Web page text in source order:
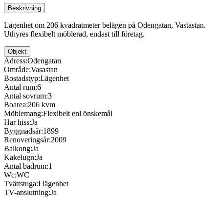
Beskrivning
Lägenhet om 206 kvadratmeter belägen på Odengatan, Vastastan.
Uthyres flexibelt möblerad, endast till företag.
Objekt
Adress:Odengatan
Område:Vasastan
Bostadstyp:Lägenhet
Antal rum:6
Antal sovrum:3
Boarea:206 kvm
Möblemang:Flexibelt enl önskemål
Har hiss:Ja
Byggnadsår:1899
Renoveringsår:2009
Balkong:Ja
Kakelugn:Ja
Antal badrum:1
Wc:WC
Tvättstuga:I lägenhet
TV-anslutning:Ja